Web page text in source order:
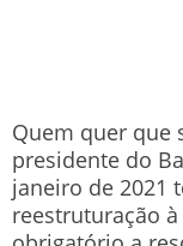
Quem quer que
presidente do
janeiro de 2021
reestruturação